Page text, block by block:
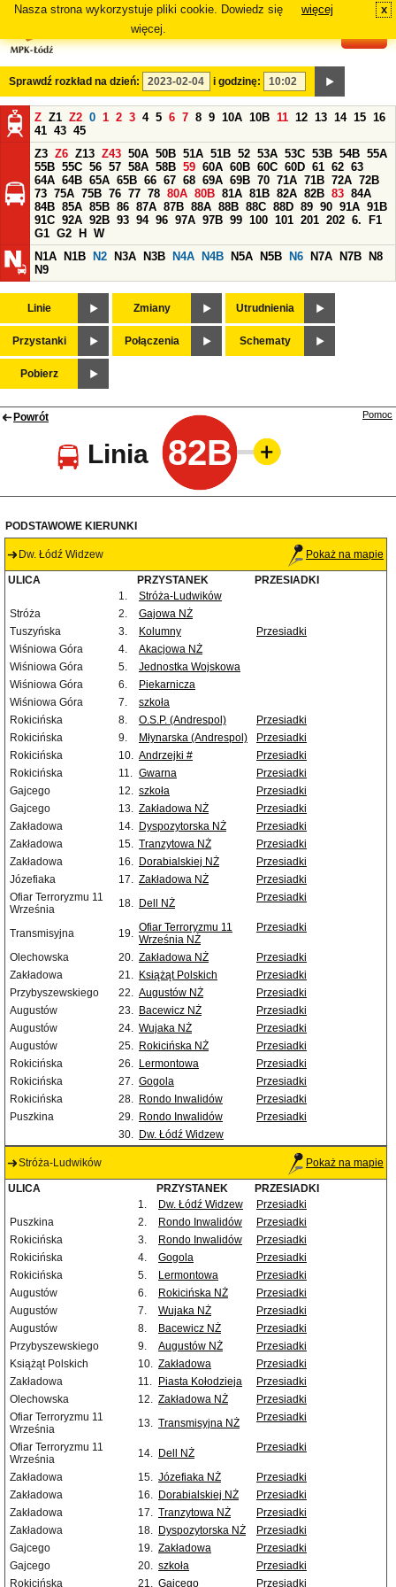
Nasza strona wykorzystuje pliki cookie. Dowiedz się
więcej.
więcej x
Sprawdź rozkład na dzień: i godzinę:
Z Z1 Z2 0 1 2 3 4 5 6 7 8 9 10A 10B 11 12 13 14 15 16
41 43 45
Z3 Z6 Z13 Z43 50A 50B 51A 51B 52 53A 53C 53B 54B 55A
55B 55C 56 57 58A 58B 59 60A 60B 60C 60D 61 62 63
64A 64B 65A 65B 66 67 68 69A 69B 70 71A 71B 72A 72B
73 75A 75B 76 77 78 80A 80B 81A 81B 82A 82B 83 84A
84B 85A 85B 86 87A 87B 88A 88B 88C 88D 89 90 91A 91B
91C 92A 92B 93 94 96 97A 97B 99 100 101 201 202 6.
F1
G1 G2 H
W
N1A
N1B N2 N3A N3B N4A N4B N5A N5B N6 N7A N7B
N8
N9
Linie Zmiany Utrudnienia
Przystanki Połączenia Schematy
Pobierz
Powrót
Linia 82B
Pomoc
PODSTAWOWE KIERUNKI
Dw. Łódź Widzew Pokaż na mapie
ULICA PRZYSTANEK
PRZESIADKI
1.
Stróża-Ludwików
Stróża
2.
Gajowa NŻ
Tuszyńska
3. Kolumny
Przesiadki
Wiśniowa Góra
4.
Akacjowa NŻ
Wiśniowa Góra
5.
Jednostka Wojskowa
Wiśniowa Góra
6.
Piekarnicza
Wiśniowa Góra
7.
szkoła
Rokicińska
8. O.S.P. (Andrespol)
Przesiadki
Rokicińska
9. Młynarska (Andrespol)
Przesiadki
Rokicińska
10. Andrzejki #
Przesiadki
Rokicińska
11. Gwarna
Przesiadki
Gajcego
12. szkoła
Przesiadki
Gajcego
13. Zakładowa NŻ
Przesiadki
Zakładowa
14. Dyspozytorska NŻ
Przesiadki
Zakładowa
15. Tranzytowa NŻ
Przesiadki
Zakładowa
16. Dorabialskiej NŻ
Przesiadki
Józefiaka
17. Zakładowa NŻ
Przesiadki
Ofiar Terroryzmu 11
Września
18. Dell NŻ Przesiadki
Transmisyjna 19. Ofiar Terroryzmu 11
Września NŻ
Przesiadki
Olechowska 20. Zakładowa NŻ
Przesiadki
Zakładowa
21. Książąt Polskich
Przesiadki
Przybyszewskiego
22. Augustów NŻ
Przesiadki
Augustów
23. Bacewicz NŻ
Przesiadki
Augustów
24. Wujaka NŻ
Przesiadki
Augustów
25. Rokicińska NŻ
Przesiadki
Rokicińska
26. Lermontowa
Przesiadki
Rokicińska
27. Gogola
Przesiadki
Rokicińska
28. Rondo Inwalidów
Przesiadki
Puszkina
29. Rondo Inwalidów
Przesiadki
30. Dw. Łódź Widzew
Stróża-Ludwików Pokaż na mapie
ULICA PRZYSTANEK
PRZESIADKI
1.
Dw. Łódź Widzew
Przesiadki
Puszkina
2. Rondo Inwalidów
Przesiadki
Rokicińska
3. Rondo Inwalidów
Przesiadki
Rokicińska
4. Gogola
Przesiadki
Rokicińska
5. Lermontowa
Przesiadki
Augustów
6. Rokicińska NŻ
Przesiadki
Augustów
7. Wujaka NŻ
Przesiadki
Augustów
8. Bacewicz NŻ
Przesiadki
Przybyszewskiego
9. Augustów NŻ
Przesiadki
Książąt Polskich
10. Zakładowa
Przesiadki
Zakładowa
11. Piasta Kołodzieja
Przesiadki
Olechowska
12. Zakładowa NŻ
Przesiadki
Ofiar Terroryzmu 11
Września
13. Transmisyjna NŻ Przesiadki
Ofiar Terroryzmu 11
Września
14. Dell NŻ Przesiadki
Zakładowa 15. Józefiaka NŻ
Przesiadki
Zakładowa
16. Dorabialskiej NŻ
Przesiadki
Zakładowa
17. Tranzytowa NŻ
Przesiadki
Zakładowa
18. Dyspozytorska NŻ
Przesiadki
Gajcego
19. Zakładowa
Przesiadki
Gajcego
20. szkoła
Przesiadki
Rokicińska
21. Gajcego Przesiadki